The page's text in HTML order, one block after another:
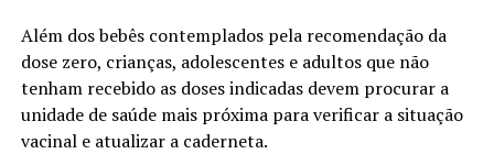
Além dos bebês contemplados pela recomendação da
dose zero, crianças, adolescentes e adultos que não
tenham recebido as doses indicadas devem procurar a
unidade de saúde mais próxima para verificar a situação
vacinal e atualizar a caderneta.